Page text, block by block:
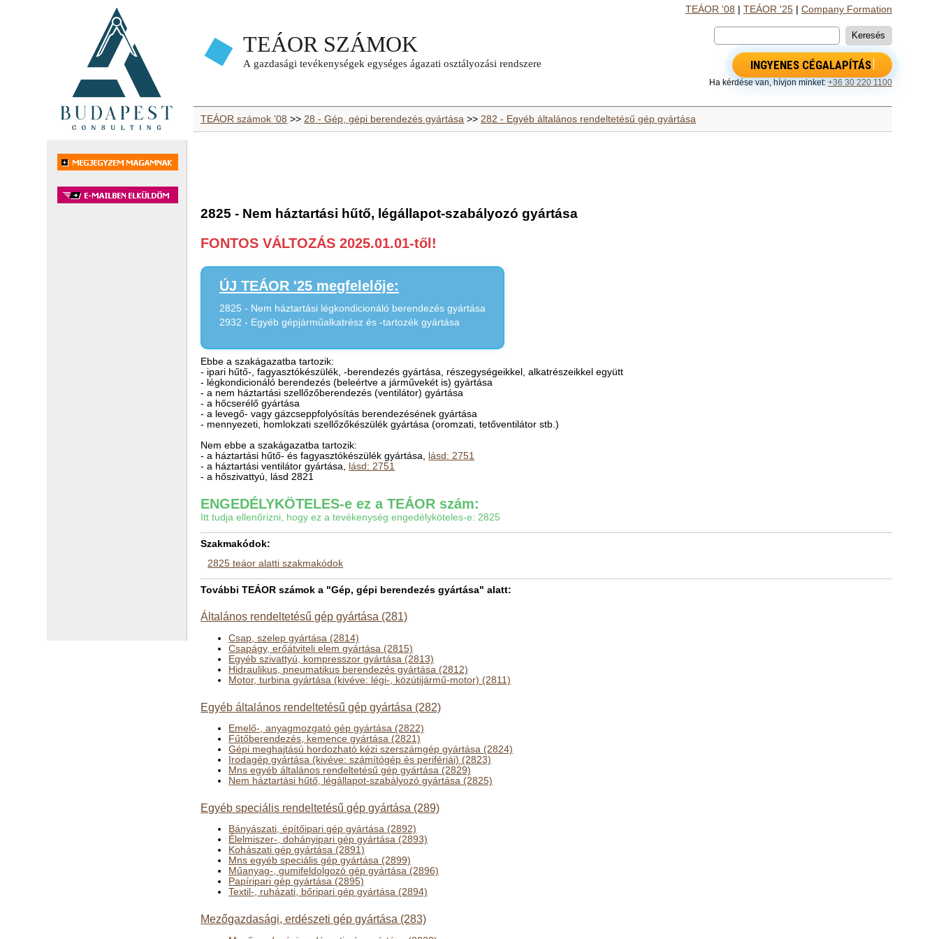
TEÁOR '08 TEÁOR '25| Company Formation
INGYENES CÉGALAPÍTÁS
Ha kérdése van, hívjon minket: +36 30 220 1100
TEÁOR számok '08 >>28 - Gép, gépi berendezés gyártása >>282 - Egyéb általános rendeltetésű gép gyártása
2825 - Nem háztartási hűtő, légállapot-szabályozó gyártása
FONTOS VÁLTOZÁS 2025.01.01-től!
ÚJ TEÁOR '25 megfelelője:
2825 - Nem háztartási légkondicionáló berendezés gyártása
2932 - Egyéb gépjárműalkatrész és -tartozék gyártása
Ebbe a szakágazatba tartozik:
- ipari hűtő-, fagyasztókészülék, -berendezés gyártása, részegységeikkel, alkatrészeikkel együtt
- légkondicionáló berendezés (beleértve a járművekét is) gyártása
- a nem háztartási szellőzőberendezés (ventilátor) gyártása
- a hőcserélő gyártása
- a levegő- vagy gázcseppfolyósítás berendezésének gyártása
- mennyezeti, homlokzati szellőzőkészülék gyártása (oromzati, tetőventilátor stb.)
Nem ebbe a szakágazatba tartozik:
- a háztartási hűtő- és fagyasztókészülék gyártása, lásd: 2751
- a háztartási ventilátor gyártása, lásd: 2751
- a hőszivattyú, lásd 2821
ENGEDÉLYKÖTELES-e ez a TEÁOR szám:
Itt tudja ellenőrizni, hogy ez a tevékenység engedélyköteles-e: 2825
Szakmakódok:
2825 teáor alatti szakmakódok
További TEÁOR számok a "Gép, gépi berendezés gyártása" alatt:
Általános rendeltetésű gép gyártása (281)
Csap, szelep gyártása (2814)
Csapágy, erőátviteli elem gyártása (2815)
Egyéb szivattyú, kompresszor gyártása (2813)
Hidraulikus, pneumatikus berendezés gyártása (2812)
Motor, turbina gyártása (kivéve: légi-, közútijármű-motor) (2811)
Egyéb általános rendeltetésű gép gyártása (282)
Emelő-, anyagmozgató gép gyártása (2822)
Fűtőberendezés, kemence gyártása (2821)
Gépi meghajtású hordozható kézi szerszámgép gyártása (2824)
Irodagép gyártása (kivéve: számítógép és perifériái) (2823)
Mns egyéb általános rendeltetésű gép gyártása (2829)
Nem háztartási hűtő, légállapot-szabályozó gyártása (2825)
Egyéb speciális rendeltetésű gép gyártása (289)
Bányászati, építőipari gép gyártása (2892)
Élelmiszer-, dohányipari gép gyártása (2893)
Kohászati gép gyártása (2891)
Mns egyéb speciális gép gyártása (2899)
Műanyag-, gumifeldolgozó gép gyártása (2896)
Papíripari gép gyártása (2895)
Textil-, ruházati, bőripari gép gyártása (2894)
Mezőgazdasági, erdészeti gép gyártása (283)